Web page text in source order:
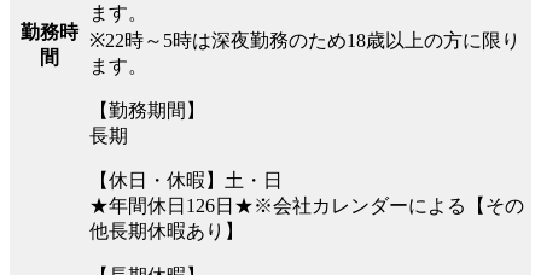
勤務時
間
ます。
※22時～5時は深夜勤務のため18歳以上の方に限り
ます。
【勤務期間】
長期
【休日・休暇】土・日
★年間休日126日★※会社カレンダーによる【その
他長期休暇あり】